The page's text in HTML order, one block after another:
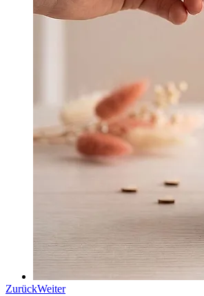
ZurückWeiter